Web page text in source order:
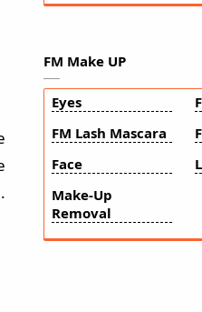
FM Make UP
Eyes
FM Lash Mascara
Face
Make-Up
Removal